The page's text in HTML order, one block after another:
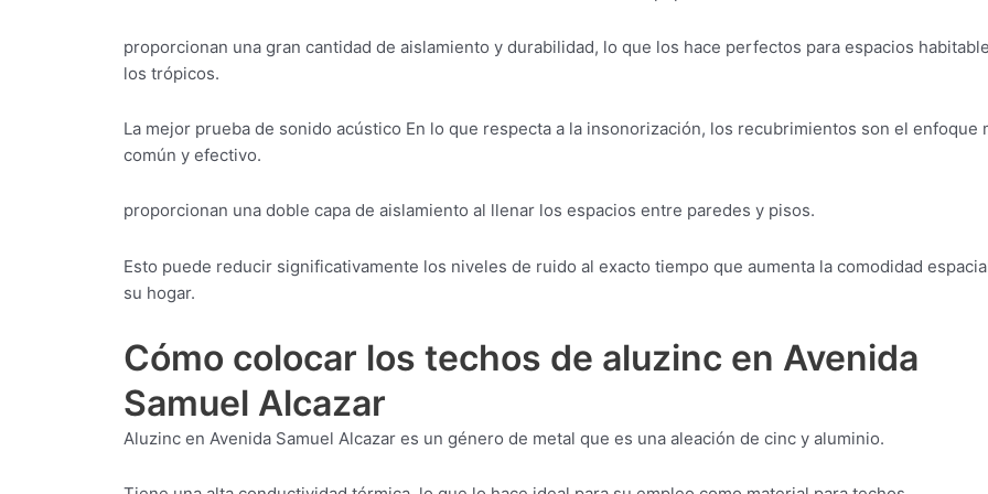
proporcionan una gran cantidad de aislamiento y durabilidad, lo que los hace perfectos para espacios
los trópicos.
La mejor prueba de sonido acústico En lo que respecta a la insonorización, los recubrimientos son el enfoque
común y efectivo.
proporcionan una doble capa de aislamiento al llenar los espacios entre paredes y pisos.
Esto puede reducir significativamente los niveles de ruido al exacto tiempo que aumenta la comodidad
su hogar.
Cómo colocar los techos de aluzinc en Avenida
Samuel Alcazar
Aluzinc en Avenida Samuel Alcazar es un género de metal que es una aleación de cinc y aluminio.